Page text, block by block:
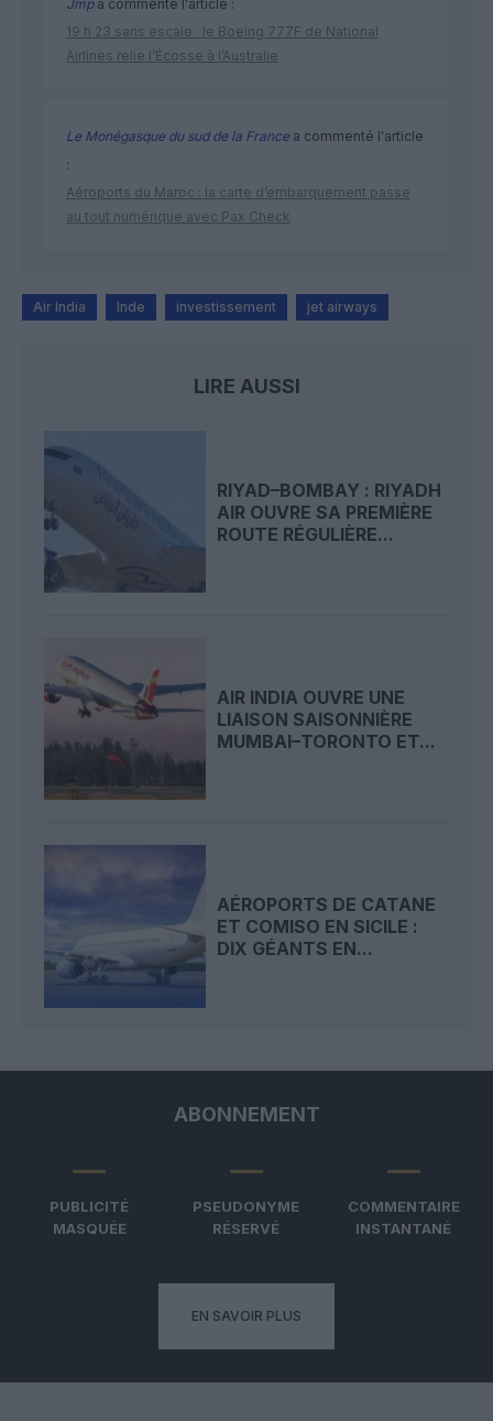
Jmpa commenté l'article :
19 h 23 sans escale : le Boeing 777F de National
Airlines relie l’Écosse à l’Australie
Le Monégasque du sud de la Francea commenté l'article
:
Aéroports du Maroc : la carte d’embarquement passe
au tout numérique avec Pax Check
Air India Inde investissement jet airways
LIRE AUSSI
RIYAD–BOMBAY : RIYADH
AIR OUVRE SA PREMIÈRE
ROUTE RÉGULIÈRE...
AIR INDIA OUVRE UNE
LIAISON SAISONNIÈRE
MUMBAI–TORONTO ET...
AÉROPORTS DE CATANE
ET COMISO EN SICILE :
DIX GÉANTS EN...
ABONNEMENT
PUBLICITÉ
MASQUÉE
PSEUDONYME
RÉSERVÉ
COMMENTAIRE
INSTANTANÉ
EN SAVOIR PLUS